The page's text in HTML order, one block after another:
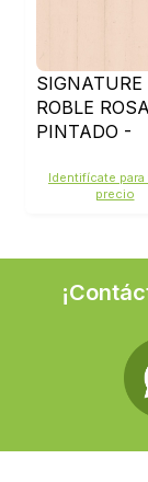
SIGNATURE
ROBLE ROSA
PINTADO -
Identifícate para
precio